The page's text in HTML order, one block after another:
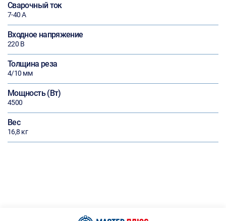
Сварочный ток
7-40 А
Входное напряжение
220 В
Толщина реза
4/10 мм
Мощность (Вт)
4500
Вес
16,8 кг